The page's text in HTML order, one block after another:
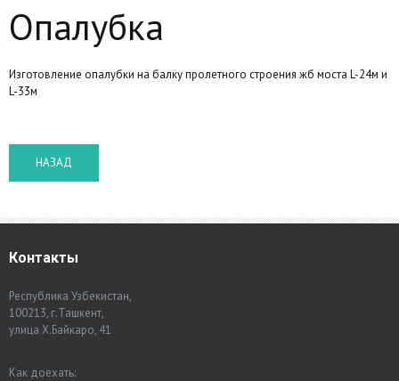
Опалубка
Изготовление опалубки на балку пролетного строения жб моста L-24м и
L-33м
Контакты
Республика Узбекистан,
100213, г.Ташкент,
улица Х.Байкаро, 41
Как доехать: